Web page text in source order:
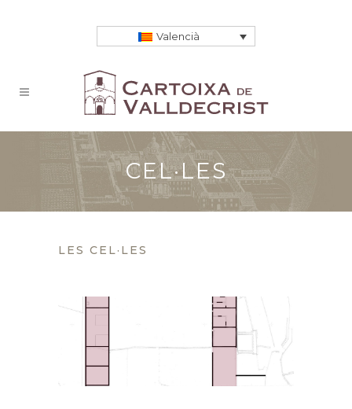
Valencià
CEL·LES
LES CEL·LES